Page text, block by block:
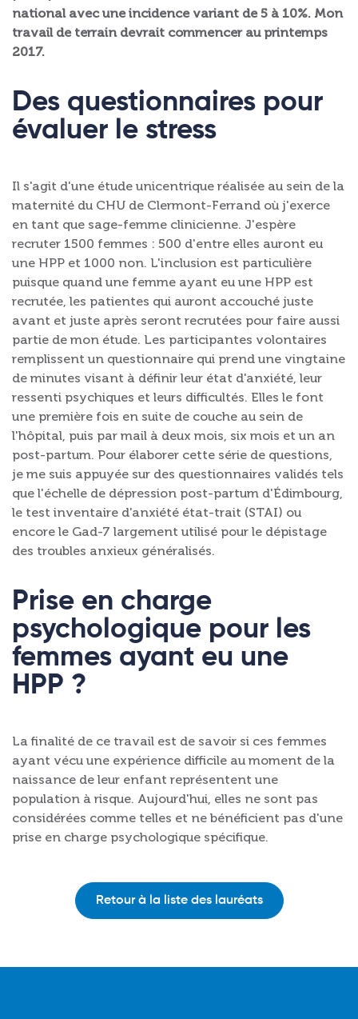
national avec une incidence variant de 5 à 10%. Mon
travail de terrain devrait commencer au printemps
2017.
Des questionnaires pour
évaluer le stress
Il s'agit d'une étude unicentrique réalisée au sein de la
maternité du CHU de Clermont-Ferrand où j'exerce
en tant que sage-femme clinicienne. J'espère
recruter 1500 femmes : 500 d'entre elles auront eu
une HPP et 1000 non. L'inclusion est particulière
puisque quand une femme ayant eu une HPP est
recrutée, les patientes qui auront accouché juste
avant et juste après seront recrutées pour faire aussi
partie de mon étude. Les participantes volontaires
remplissent un questionnaire qui prend une vingtaine
de minutes visant à définir leur état d'anxiété, leur
ressenti psychiques et leurs difficultés. Elles le font
une première fois en suite de couche au sein de
l'hôpital, puis par mail à deux mois, six mois et un an
post-partum. Pour élaborer cette série de questions,
je me suis appuyée sur des questionnaires validés tels
que l'échelle de dépression post-partum d'Édimbourg,
le test inventaire d'anxiété état-trait (STAI) ou
encore le Gad-7 largement utilisé pour le dépistage
des troubles anxieux généralisés.
Prise en charge
psychologique pour les
femmes ayant eu une
HPP ?
La finalité de ce travail est de savoir si ces femmes
ayant vécu une expérience difficile au moment de la
naissance de leur enfant représentent une
population à risque. Aujourd'hui, elles ne sont pas
considérées comme telles et ne bénéficient pas d'une
prise en charge psychologique spécifique.
Retour à la liste des lauréats